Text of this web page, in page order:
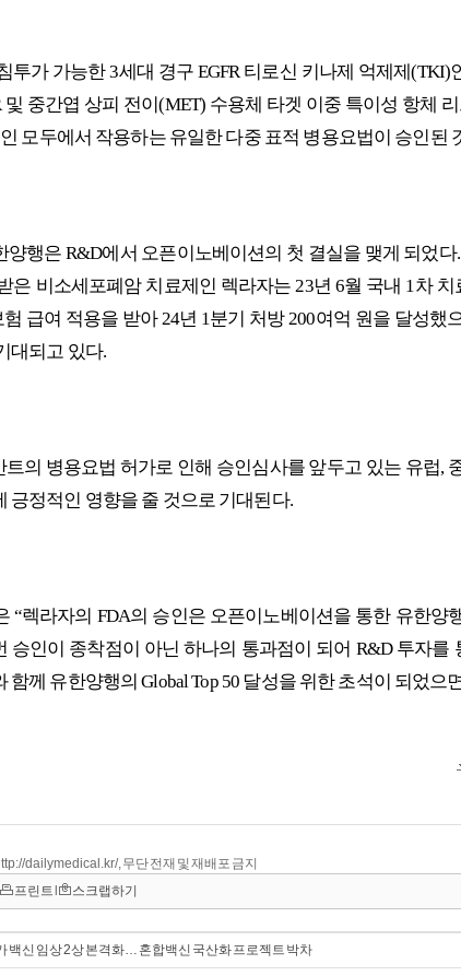
dailymedical.kr/, 무단 전재 및 재배포 금지
프린트 스크랩하기
백신 임상 2상 본격화… 혼합백신 국산화 프로젝트 박차